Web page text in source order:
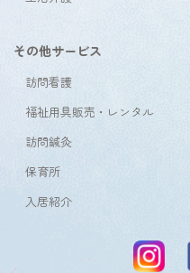
その他サービス
訪問看護
福祉用具販売・レンタル
訪問鍼灸
保育所
入居紹介